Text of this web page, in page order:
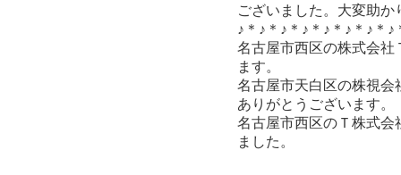
ございました。大変助か
♪＊♪＊♪＊♪＊♪＊♪＊♪＊
名古屋市西区の株式会社
ます。
名古屋市天白区の株視会
ありがとうございます。
名古屋市西区のＴ株式会
ました。